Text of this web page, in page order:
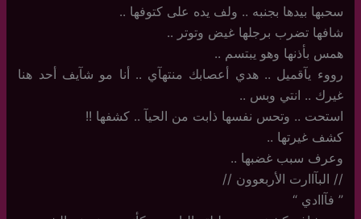
سحبها بيدها بجنبه .. ولف يده على كتوفها ..
شافها تضرب برجلها غيض وتوتر ..
همس بأذنها وهو يبتسم ..
رووء يآقميل .. هدي أعصابك منتهآي .. أنا مو شآيف أحد هنا
غيرك .. انتي وبس ..
استحت .. وتحس نفسها ذابت من الحيآ .. كشفها !!
كشف غيرتها ..
وعرف سبب غضبها ..
//‏ البآاارت الأربعوون //
‏”‏ فآاادي “